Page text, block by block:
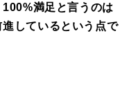
満足と言うのは
しているという点で